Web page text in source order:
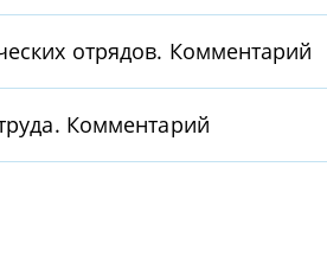
отрядов. Комментарий
Комментарий